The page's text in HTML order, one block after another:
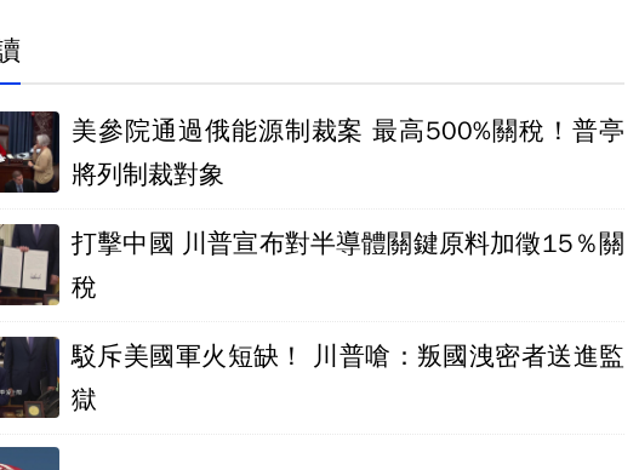
美參院通過俄能源制裁案 最高500%關稅！普亭
將列制裁對象
打擊中國 川普宣布對半導體關鍵原料加徵15％關
稅
駁斥美國軍火短缺！ 川普嗆：叛國洩密者送進監
獄